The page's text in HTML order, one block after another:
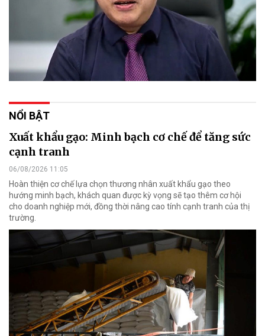
NỔI BẬT
Xuất khẩu gạo: Minh bạch cơ chế để tăng sức
cạnh tranh
06/08/2026 11:05
Hoàn thiện cơ chế lựa chọn thương nhân xuất khẩu gạo theo
hướng minh bạch, khách quan được kỳ vọng sẽ tạo thêm cơ hội
cho doanh nghiệp mới, đồng thời nâng cao tính cạnh tranh của thị
trường.